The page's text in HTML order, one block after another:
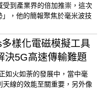
受到產業界的倍加推崇，這次
，他的簡報聚焦於毫米波技
樣化電磁模擬工具
決5G高速傳輸難題
如火如荼的發展中，當中毫
天線的效能至關重要，另外像